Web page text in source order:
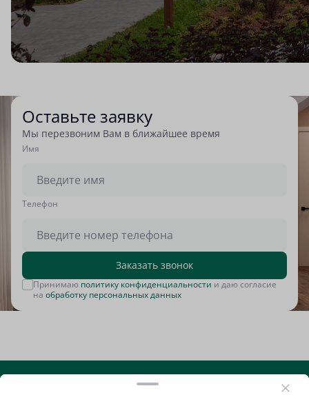
Оставьте заявку
Мы перезвоним Вам в ближайшее время
Имя
Tелефон
Заказать звонок
Принимаю политику конфиденциальности и даю согласие
на обработку персональных данных